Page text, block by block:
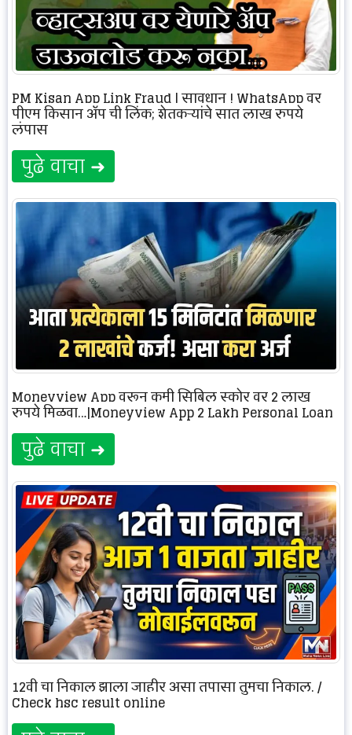
PM Kisan App Link Fraud | सावधान ! WhatsApp वर
पीएम किसान ॲप ची लिंक; शेतकऱ्यांचे सात लाख रुपये
लंपास
पुढे वाचा ➜
Moneyview App वरून कमी सिबिल स्कोर वर 2 लाख
रुपये मिळवा…|Moneyview App 2 Lakh Personal Loan
पुढे वाचा ➜
12वी चा निकाल झाला जाहीर असा तपासा तुमचा निकाल. /
Check hsc result online